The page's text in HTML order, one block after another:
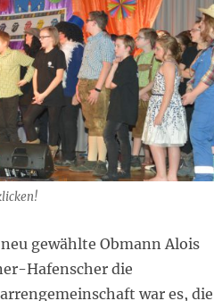
gewählte Obmann Alois
Hafenscher die
war es, die